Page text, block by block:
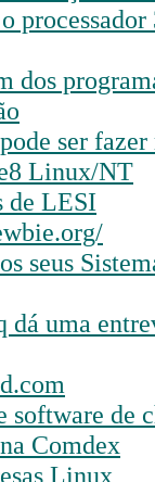
dos
ser
Linux/NT
de LESI
seus
dá uma
de
Comdex
Linux